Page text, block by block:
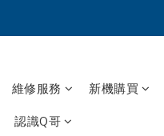
維修服務 新機購買
認識Q哥